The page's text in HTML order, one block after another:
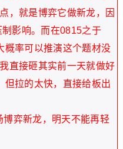
，就是博弈它做新龙，因
影响。而在0815之于
概率可以推演这个题材没
直接砸其实前一天就做好
但拉的太快，直接给板出
弈新龙，明天不能再轻